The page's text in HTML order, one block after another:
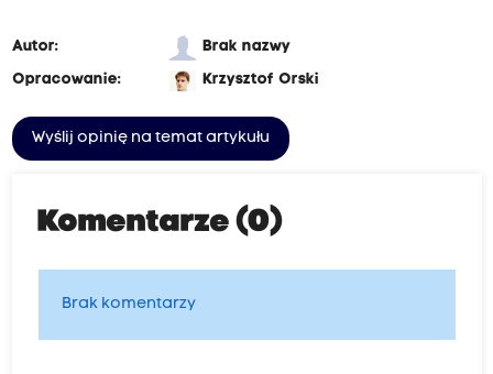
Autor:
Brak nazwy
Opracowanie:
Krzysztof Orski
Wyślij opinię na temat artykułu
Komentarze (0)
Brak komentarzy